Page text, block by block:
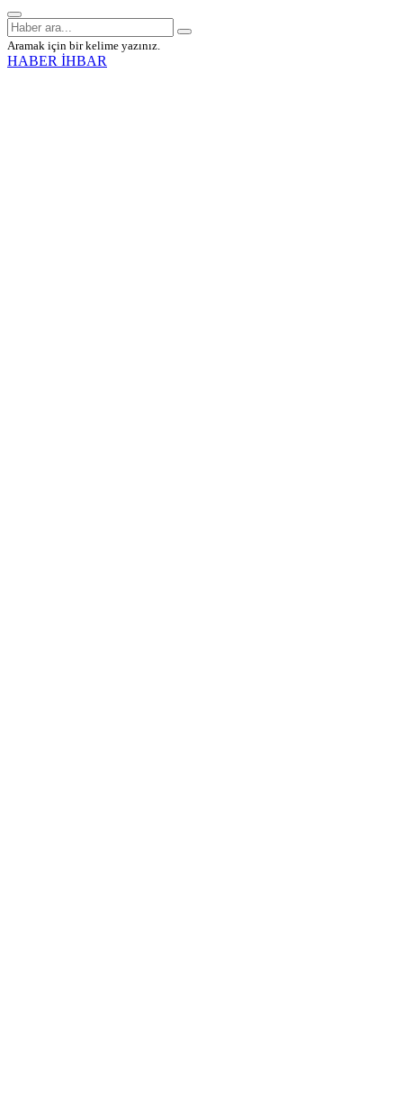
Aramak için bir kelime yazınız.
HABER İHBAR